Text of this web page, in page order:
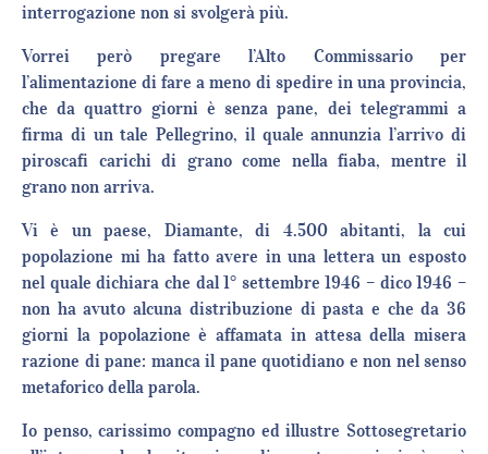
interrogazione non si svolgerà più.
Vorrei però pregare l’Alto Commissario per
l’alimentazione di fare a meno di spedire in una provincia,
che da quattro giorni è senza pane, dei telegrammi a
firma di un tale Pellegrino, il quale annunzia l’arrivo di
piroscafi carichi di grano come nella fiaba, mentre il
grano non arriva.
Vi è un paese, Diamante, di 4.500 abitanti, la cui
popolazione mi ha fatto avere in una lettera un esposto
nel quale dichiara che dal 1° settembre 1946 – dico 1946 –
non ha avuto alcuna distribuzione di pasta e che da 36
giorni la popolazione è affamata in attesa della misera
razione di pane: manca il pane quotidiano e non nel senso
metaforico della parola.
Io penso, carissimo compagno ed illustre Sottosegretario